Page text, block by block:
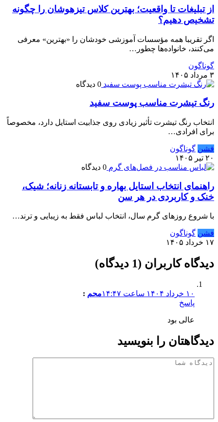
از تبلیغات تا واقعیت؛ بهترین کلاس تیزهوشان را چگونه
تشخیص دهیم؟
اگر تقریبا همه مؤسسات آموزشی خودشان را «بهترین» معرفی
می‌کنند، خانواده‌ها چطور…
گوناگون
۳ مرداد ۱۴۰۵
0 دیدگاه
رنگ تیشرت مناسب پوست سفید
انتخاب رنگ تیشرت تأثیر زیادی روی جذابیت استایل دارد، مخصوصاً
برای افرادی…
فشن گوناگون
۲۰ تیر ۱۴۰۵
0 دیدگاه
راهنمای انتخاب استایل بهاره و تابستانه زنانه؛ شیک،
خنک و کاربردی در هر سن
با شروع روزهای گرم سال، انتخاب لباس فقط به زیبایی و ترند…
فشن گوناگون
۱۷ خرداد ۱۴۰۵
دیدگاه کاربران (1 دیدگاه)
۱۰ خرداد ۱۴۰۴ ساعت ۱۴:۴۷ محم :
پاسخ
عالی بود
دیدگاهتان را بنویسید